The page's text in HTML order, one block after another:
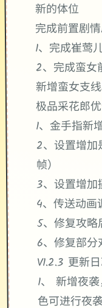
新的体位
完成前置剧情
1、完成崔莺
2、完成蛮女
新增蛮女支
极品采花郎优
1、金手指新
2、设置增
帧）
3、设置增加
4、传送动
5、修复攻
6、修复部
V1.2.3 更新
1、 新增夜
色可进行夜